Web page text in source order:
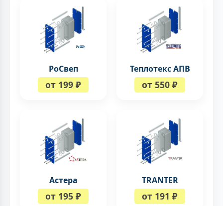
РоСвеп
от 199 ₽
Теплотекс АПВ
от 550 ₽
Астера
от 195 ₽
TRANTER
от 191 ₽